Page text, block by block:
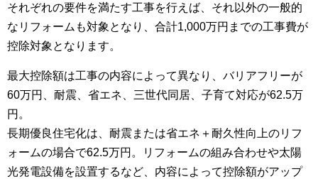
それぞれの要件を満たす工事を行えば、それ以外の一般的
なリフォームも対象となり、合計1,000万円までの工事費が
控除対象となります。
最大控除額は工事の内容によって異なり、バリアフリーが
60万円、耐震、省エネ、三世代同居、子育て対応が62.5万
円。
長期優良住宅化は、耐震または省エネ＋耐久性向上のリフ
ォームの場合で62.5万円。リフォームの組み合わせや太陽
光発電設備を設置するなど、内容によって控除額がアップ